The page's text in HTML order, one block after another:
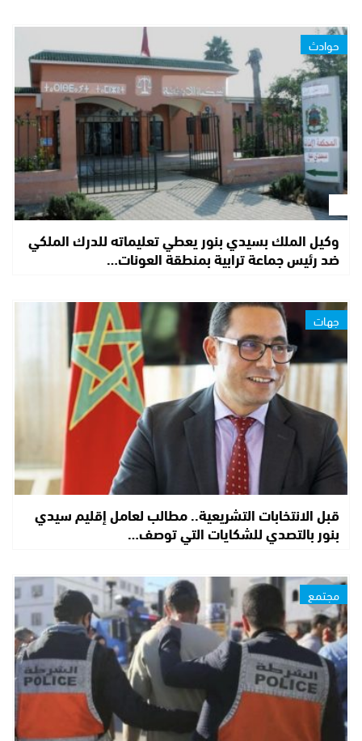
حوادث
وكيل الملك بسيدي بنور يعطي تعليماته للدرك الملكي
ضد رئيس جماعة ترابية بمنطقة العونات…
جهات
قبل الانتخابات التشريعية.. مطالب لعامل إقليم سيدي
بنور بالتصدي للشكايات التي توصف…
مجتمع